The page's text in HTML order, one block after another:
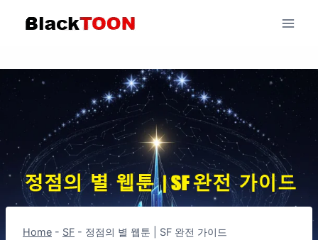
Home - SF - 정점의 별 웹툰 | SF 완전 가이드